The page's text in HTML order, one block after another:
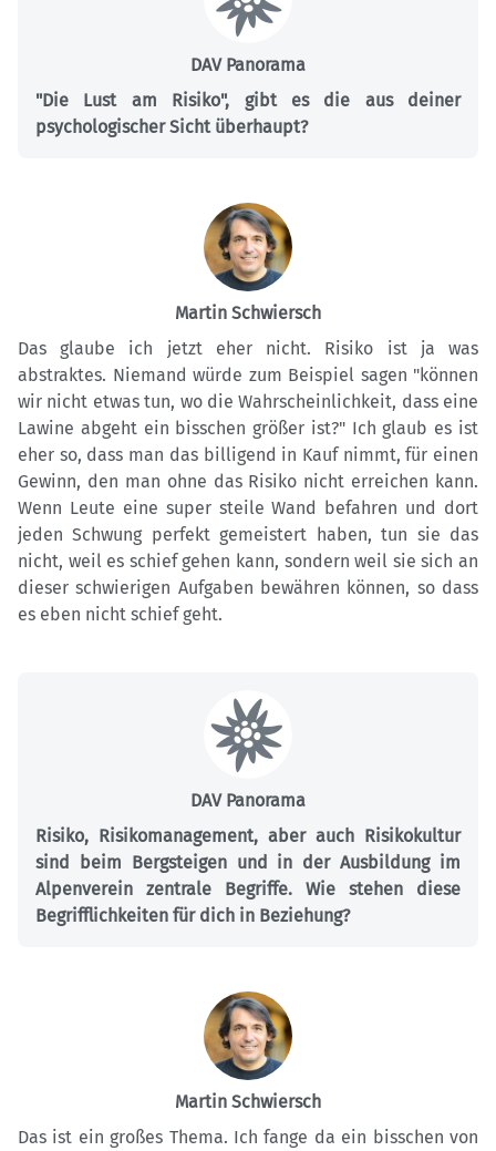
DAV Panorama
"Die Lust am Risiko", gibt es die aus deiner
psychologischer Sicht überhaupt?
Martin Schwiersch
Das glaube ich jetzt eher nicht. Risiko ist ja was
abstraktes. Niemand würde zum Beispiel sagen "können
wir nicht etwas tun, wo die Wahrscheinlichkeit, dass eine
Lawine abgeht ein bisschen größer ist?" Ich glaub es ist
eher so, dass man das billigend in Kauf nimmt, für einen
Gewinn, den man ohne das Risiko nicht erreichen kann.
Wenn Leute eine super steile Wand befahren und dort
jeden Schwung perfekt gemeistert haben, tun sie das
nicht, weil es schief gehen kann, sondern weil sie sich an
dieser schwierigen Aufgaben bewähren können, so dass
es eben nicht schief geht.
DAV Panorama
Risiko, Risikomanagement, aber auch Risikokultur
sind beim Bergsteigen und in der Ausbildung im
Alpenverein zentrale Begriffe. Wie stehen diese
Begrifflichkeiten für dich in Beziehung?
Martin Schwiersch
Das ist ein großes Thema. Ich fange da ein bisschen von